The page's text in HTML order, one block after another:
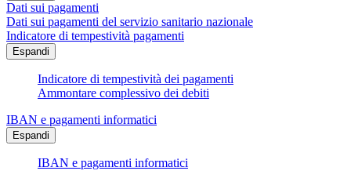
Dati sui pagamenti
Dati sui pagamenti del servizio sanitario nazionale
Indicatore di tempestività pagamenti
Espandi
Indicatore di tempestività dei pagamenti
Ammontare complessivo dei debiti
IBAN e pagamenti informatici
Espandi
IBAN e pagamenti informatici